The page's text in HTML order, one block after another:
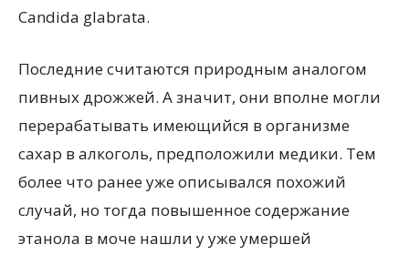
Candida glabrata.
Последние считаются природным аналогом
пивных дрожжей. А значит, они вполне могли
перерабатывать имеющийся в организме
сахар в алкоголь, предположили медики. Тем
более что ранее уже описывался похожий
случай, но тогда повышенное содержание
этанола в моче нашли у уже умершей